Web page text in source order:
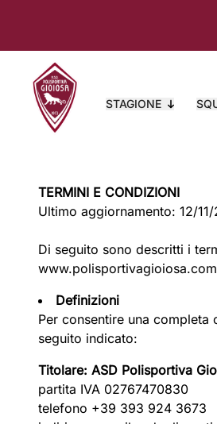
STAGIONE
TERMINI E CONDIZIONI
Ultimo aggiornamento: 12/
Di seguito sono descritti i
www.polisportivagioiosa.com
Definizioni
Per consentire una
seguito indicato:
Titolare: ASD Polisportiva
partita IVA 02767470830
telefono +39 393 924 3673